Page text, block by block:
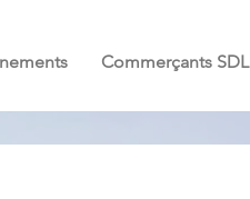
Commerçants SDL